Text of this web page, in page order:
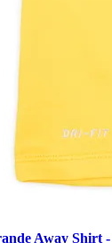
Away Shirt -